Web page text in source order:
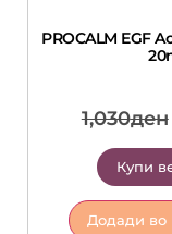
PROCALM EGF
1,030ден
Купи
Додади во